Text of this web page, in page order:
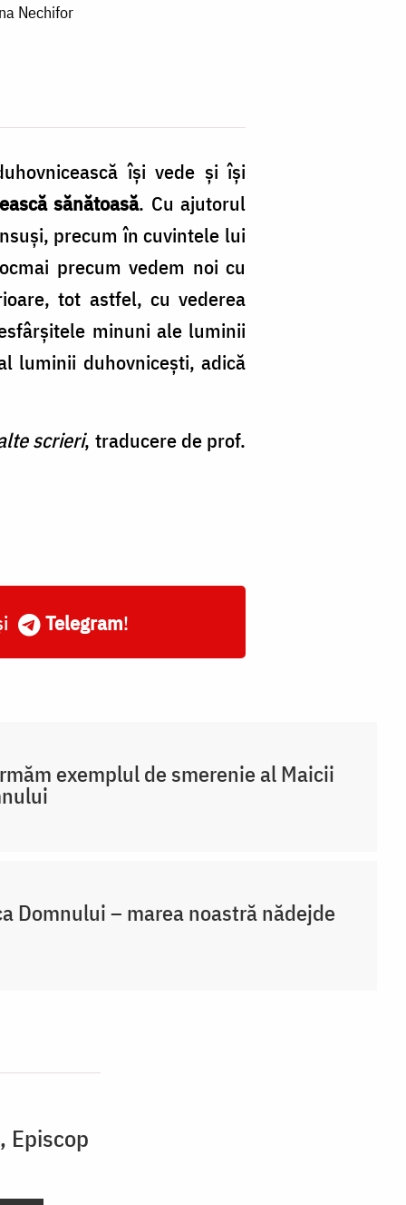
Nechifor
îşi vede şi îşi
sănătoasă. Cu ajutorul
precum în cuvintele lui
precum vedem noi cu
tot astfel, cu vederea
minuni ale luminii
luminii duhovniceşti, adică
scrieri, traducere de prof.
Telegram!
exemplul de smerenie al Maicii
Domnului – marea noastră nădejde
Episcop